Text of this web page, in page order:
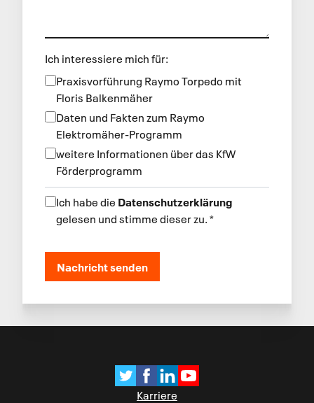
Ich interessiere mich für:
Praxisvorführung Raymo Torpedo mit
Floris Balkenmäher
Daten und Fakten zum Raymo
Elektromäher-Programm
weitere Informationen über das KfW
Förderprogramm
Ich habe die Datenschutzerklärung
gelesen und stimme dieser zu.*
Nachricht senden
Karriere